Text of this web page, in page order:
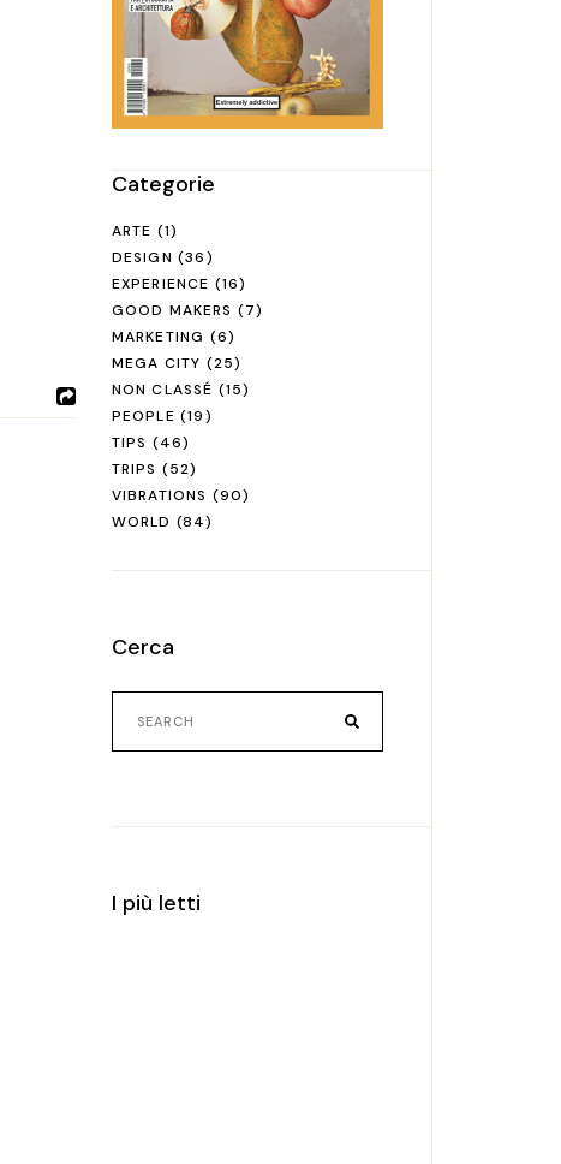
Categorie
ARTE (1)
DESIGN (36)
EXPERIENCE (16)
GOOD MAKERS (7)
MARKETING (6)
MEGA CITY (25)
NON CLASSÉ (15)
PEOPLE (19)
TIPS (46)
TRIPS (52)
VIBRATIONS (90)
WORLD (84)
Cerca
Search
for:
I più letti